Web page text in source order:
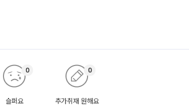
슬퍼요
0
추가취재 원해요
0